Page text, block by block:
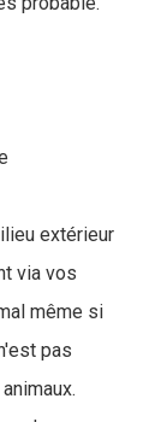
extérieur
via vos
même si
pas